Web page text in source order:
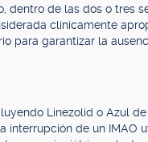
dentro de las dos o tres
clínicamente
para garantizar la
Linezolid o Azul
interrupción de un IMAO